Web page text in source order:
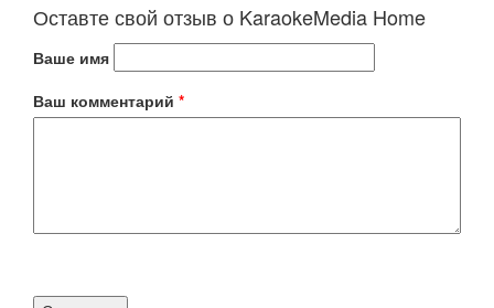
Оставте свой отзыв о KaraokeMedia Home
Ваше имя
Ваш комментарий *